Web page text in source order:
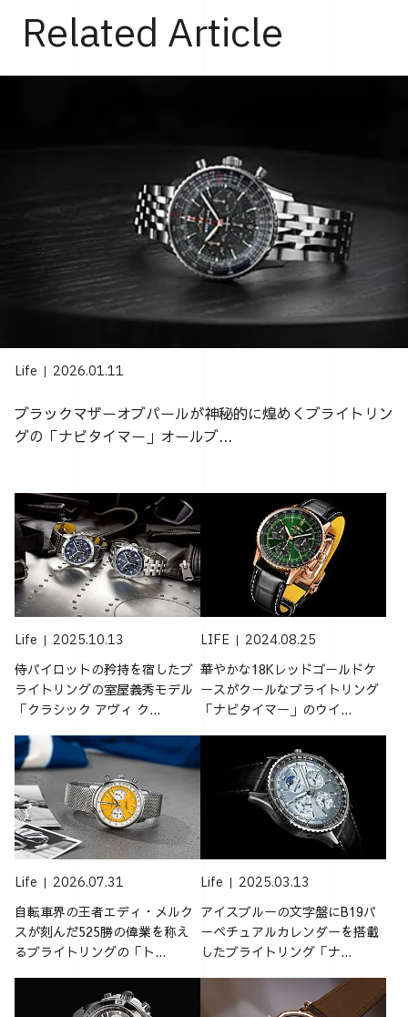
Related Article
Life 2026.01.11
ブラックマザーオブパールが神秘的に煌めくブライトリン
グの「ナビタイマー」オールブ...
Life 2025.10.13
侍パイロットの矜持を宿したブ
ライトリングの室屋義秀モデル
「クラシック アヴィ ク...
LIFE 2024.08.25
華やかな18Kレッドゴールドケ
ースがクールなブライトリング
「ナビタイマー」のウイ...
Life 2026.07.31
自転車界の王者エディ・メルク
スが刻んだ525勝の偉業を称え
るブライトリングの「ト...
Life 2025.03.13
アイスブルーの文字盤にB19パ
ーペチュアルカレンダーを搭載
したブライトリング「ナ...